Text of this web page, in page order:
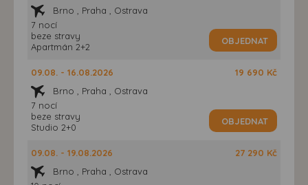
Brno , Praha , Ostrava
7 nocí
beze stravy
Apartmán 2+2
OBJEDNAT
09.08. - 16.08.2026
Brno , Praha , Ostrava
7 nocí
beze stravy
Studio 2+0
19 690 Kč
OBJEDNAT
09.08. - 19.08.2026
Brno , Praha , Ostrava
27 290 Kč